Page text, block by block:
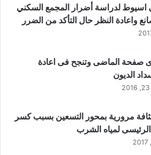
اسيوط لدراسة أضرار المجمع السكني
واعادة النظر حال التأكد من الضرر
صفحة الماضى وتنجح فى اعادة
الديون
مرورية بمحور التسعين بسبب كسر
لمياه الشرب